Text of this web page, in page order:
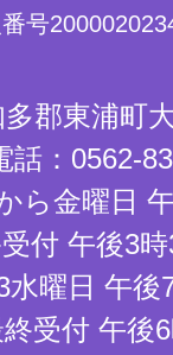
号
郡東浦町
話：0562-
ら金曜日
受付 午後3
水曜日 午後
終受付 午